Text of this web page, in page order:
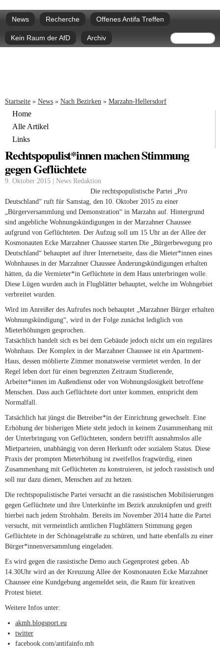
zum
Hauptmenü
News Recherche Offenes Antifa Treffen
Kein Raum der AfD Archiv Suche
Sie sind hier
Startseite » News » Nach Bezirken » Marzahn-Hellersdorf
Home
Alle Artikel
Links
Rechtspopulist*innen machen Stimmung
gegen Geflüchtete
9. Oktober 2015 | News Redaktion
Die rechtspopulistische Partei „Pro
Deutschland“ ruft für Samstag, den 10. Oktober 2015 zu einer
„Bürgerversammlung und Demonstration“ in Marzahn auf. Hintergrund
sind angebliche Wohnungskündigungen in der Marzahner Chaussee
aufgrund von Geflüchteten. Der Aufzug soll um 15 Uhr an der Allee der
Kosmonauten Ecke Marzahner Chaussee starten.Die „Bürgerbewegung pro
Deutschland“ behauptet auf ihrer Internetseite, dass die Mieter*innen eines
Wohnhauses in der Marzahner Chaussee Änderungskündigungen erhalten
hätten, da die Vermieter*in Geflüchtete in dem Haus unterbringen wolle.
Diese Lügen wurden auch in Flugblätter behauptet, welche im Wohngebiet
verbreitet wurden.
Wird im Anreißer des Aufrufes noch behauptet „Marzahner Bürger erhalten
Wohnungskündigung“, wird in der Folge zunächst lediglich von
Mieterhöhungen gesprochen.
Tatsächlich handelt sich es bei dem Gebäude jedoch nicht um ein reguläres
Wohnhaus. Der Komplex in der Marzahner Chaussee ist ein Apartment-
Haus, dessen möblierte Zimmer monatsweise vermietet werden. In der
Regel leben dort für einen begrenzten Zeitraum Studierende,
Arbeiter*innen im Außendienst oder von Wohnungslosigkeit betroffene
Menschen. Dass auch Geflüchtete dort unter kommen, entspricht dem
Normalfall.
Tatsächlich hat jüngst die Betreiber*in der Einrichtung gewechselt. Eine
Erhöhung der bisherigen Miete steht jedoch in keinem Zusammenhang mit
der Unterbringung von Geflüchteten, sondern betrifft ausnahmslos alle
Mietparteien, unabhängig von deren Herkunft oder sozialem Status. Diese
Praxis der prompten Mieterhöhung ist zweifellos fragwürdig, einen
Zusammenhang mit Geflüchteten zu konstruieren, ist jedoch rassistisch und
soll nur dazu dienen, Menschen auf zu hetzen.
Die rechtspopulistische Partei versucht an die rassistischen Mobilisierungen
gegen Geflüchtete und ihre Unterkünfte im Bezirk anzuknüpfen und greift
hierbei nach jedem Strohhalm. Bereits im November 2014 hatte die Partei
versucht, mit vermeintlich amtlichen Flugblättern Stimmung gegen
Geflüchtete in der Schönagelstraße zu schüren, und hatte ebenfalls zu einer
Bürger*innenversammlung eingeladen.
Es wird gegen die rassistische Demo auch Gegenprotest geben. Ab
14.30Uhr wird an der Kreuzung Allee der Kosmonauten Ecke Marzahner
Chaussee eine Kundgebung angemeldet sein, die Raum für kreativen
Protest bietet.
Weitere Infos unter:
akmh.blogsport.eu
twitter
facebook.com/antifainfo.mh